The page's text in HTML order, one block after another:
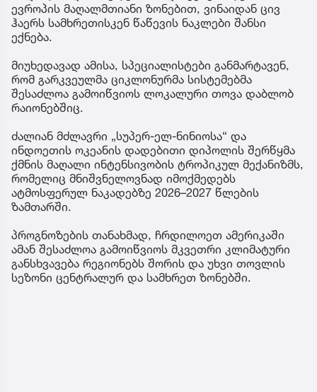
ევროპის მაღალმთიანი ზონებით, ვინაიდან ცივ
ჰაერს სამხრეთისკენ წაწევის ნაკლები შანსი
ექნება.
მიუხედავად ამისა, სპეციალისტები განმარტავენ,
რომ გარკვეულმა ციკლონურმა სისტემებმა
შესაძლოა გამოიწვიოს ლოკალური თოვა დაბლობ
რაიონებშიც.
ძალიან მძლავრი „სუპერ-ელ-ნინიოსა“ და
ინდოეთის ოკეანის დადებითი დიპოლის შერწყმა
ქმნის მაღალი ინტენსივობის ტროპიკულ მექანიზმს,
რომელიც მნიშვნელოვნად იმოქმედებს
ატმოსფერულ ნაკადებზე 2026–2027 წლების
ზამთარში.
პროგნოზების თანახმად, ჩრდილოეთ ამერიკაში
ამან შესაძლოა გამოიწვიოს მკვეთრი კლიმატური
განსხვავება რეგიონებს შორის და უხვი თოვლის
სეზონი ცენტრალურ და სამხრეთ ზონებში.